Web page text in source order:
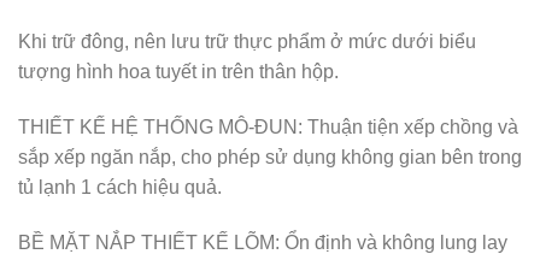
Khi trữ đông, nên lưu trữ thực phẩm ở mức dưới biểu
tượng hình hoa tuyết in trên thân hộp.
THIẾT KẾ HỆ THỐNG MÔ-ĐUN: Thuận tiện xếp chồng và
sắp xếp ngăn nắp, cho phép sử dụng không gian bên trong
tủ lạnh 1 cách hiệu quả.
BỀ MẶT NẮP THIẾT KẾ LÕM: Ổn định và không lung lay